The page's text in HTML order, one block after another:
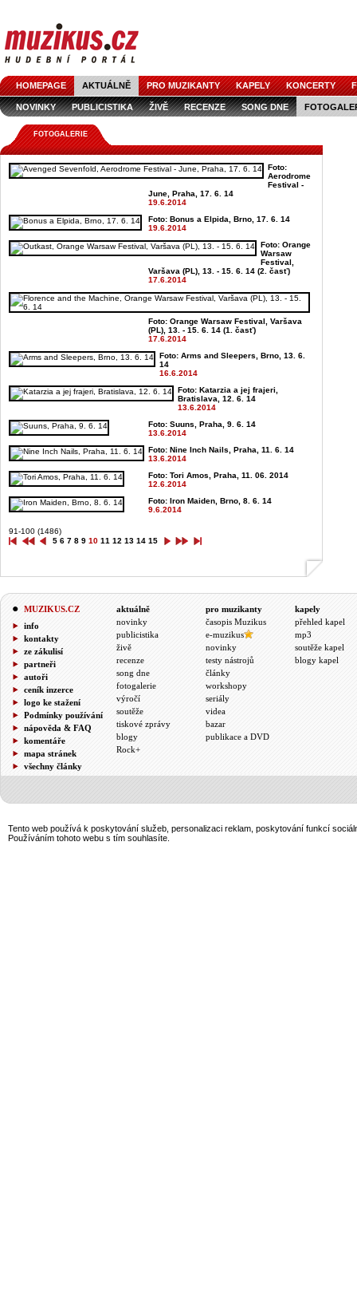
HOMEPAGE AKTUÁLNĚ PRO MUZIKANTY KAPELY KONCERTY
NOVINKY PUBLICISTIKA ŽIVĚ RECENZE SONG DNE
FOTOGALERIE
Foto:
Aerodrome
Festival -
June, Praha, 17. 6. 14
19.6.2014
Foto: Bonus a Elpida, Brno, 17. 6. 14
19.6.2014
Foto: Orange
Warsaw
Festival,
Varšava (PL), 13. - 15. 6. 14 (2. časť)
17.6.2014
Foto: Orange Warsaw Festival, Varšava
(PL), 13. - 15. 6. 14 (1. časť)
17.6.2014
Foto: Arms and Sleepers, Brno, 13. 6.
14
16.6.2014
Foto: Katarzia a jej frajeri,
Bratislava, 12. 6. 14
13.6.2014
Foto: Suuns, Praha, 9. 6. 14
13.6.2014
Foto: Nine Inch Nails, Praha, 11. 6. 14
13.6.2014
Foto: Tori Amos, Praha, 11. 06. 2014
12.6.2014
Foto: Iron Maiden, Brno, 8. 6. 14
9.6.2014
91-100 (1486)
5 6 7 8 9 10 11 12 13 14 15
MUZIKUS.CZ
info
kontakty
ze zákulisí
partneři
autoři
ceník inzerce
logo ke stažení
Podmínky používání
nápověda & FAQ
komentáře
mapa stránek
všechny články
aktuálně
novinky
publicistika
živě
recenze
song dne
fotogalerie
výročí
soutěže
tiskové zprávy
blogy
Rock+
pro muzikanty
časopis Muzikus
e-muzikus
novinky
testy nástrojů
články
workshopy
seriály
videa
bazar
publikace a DVD
kapely
přehled kapel
mp3
soutěže kapel
blogy kapel
Tento web používá k poskytování služeb, personalizaci reklam, poskytování funkcí
Používáním tohoto webu s tím souhlasíte.